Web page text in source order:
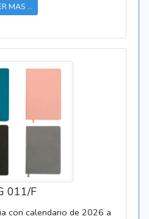
MAS ...
011/F
con calendario de 2026 a